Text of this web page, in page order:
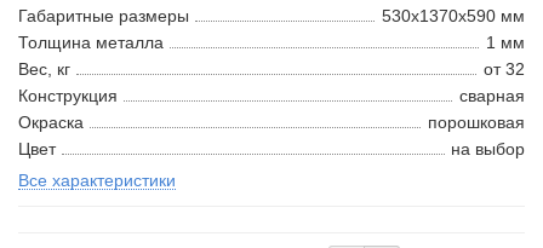
Габаритные размеры
530x1370x590 мм
Толщина металла
1 мм
Вес, кг
от 32
Конструкция
сварная
Окраска
порошковая
Цвет
на выбор
Все характеристики